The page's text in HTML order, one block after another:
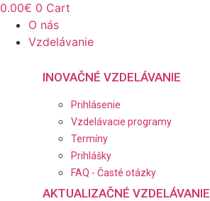
0.00€ 0 Cart
O nás
Vzdelávanie
INOVAČNÉ VZDELÁVANIE
Prihlásenie
Vzdelávacie programy
Termíny
Prihlášky
FAQ - Časté otázky
AKTUALIZAČNÉ VZDELÁVANIE